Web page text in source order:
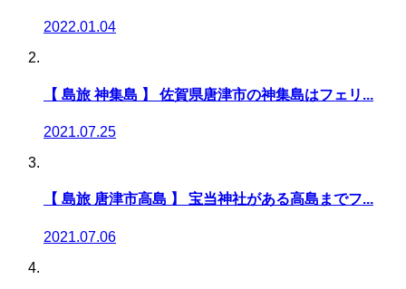
2022.01.04
【 島旅 神集島 】 佐賀県唐津市の神集島はフェリ...
2021.07.25
【 島旅 唐津市高島 】 宝当神社がある高島までフ...
2021.07.06